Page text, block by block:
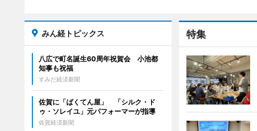
特集
みん経トピックス
八広で町名誕生60周年祝賀会 小池都
知事も祝福
すみだ経済新聞
佐賀に「ばくてん屋」 「シルク・ド
ゥ・ソレイユ」元パフォーマーが指導
佐賀経済新聞